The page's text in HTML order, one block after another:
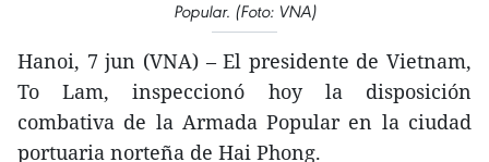
Popular. (Foto: VNA)
Hanoi, 7 jun (VNA) – El presidente de Vietnam,
To Lam, inspeccionó hoy la disposición
combativa de la Armada Popular en la ciudad
portuaria norteña de Hai Phong.